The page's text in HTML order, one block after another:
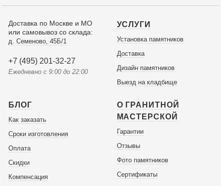
Доставка по Москве и МО
или самовывоз со склада:
д. Семеново, 45Б/1
+7 (495) 201-32-27
Ежедневно с 9:00 до 22:00
УСЛУГИ
Установка памятников
Доставка
Дизайн памятников
Выезд на кладбище
БЛОГ
Как заказать
Сроки изготовления
Оплата
Скидки
Компенсация
О ГРАНИТНОЙ
МАСТЕРСКОЙ
Гарантии
Отзывы
Фото памятников
Сертификаты